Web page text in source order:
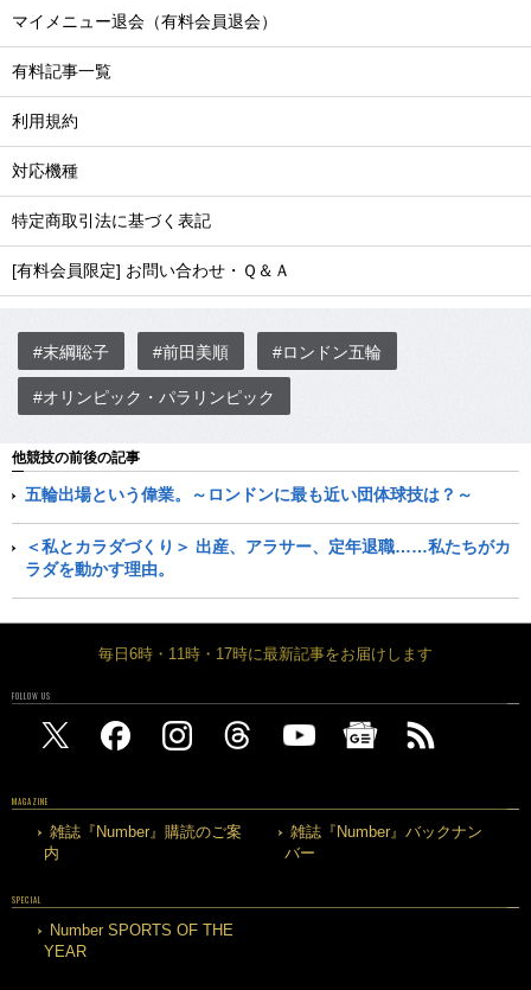
マイメニュー退会（有料会員退会）
有料記事一覧
利用規約
対応機種
特定商取引法に基づく表記
[有料会員限定] お問い合わせ・Ｑ＆Ａ
#末綱聡子 #前田美順 #ロンドン五輪
#オリンピック・パラリンピック
他競技の前後の記事
五輪出場という偉業。～ロンドンに最も近い団体球技は？～
＜私とカラダづくり＞ 出産、アラサー、定年退職……私たちがカ
ラダを動かす理由。
毎日6時・11時・17時に最新記事をお届けします
FOLLOW US
MAGAZINE
雑誌『Number』購読のご案
内
雑誌『Number』バックナン
バー
SPECIAL
Number SPORTS OF THE
YEAR